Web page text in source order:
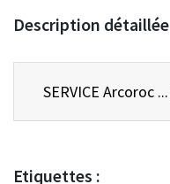
Description détaillée
Etiquettes :